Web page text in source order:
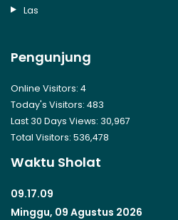
Las
Pengunjung
Online Visitors: 4
Today's Visitors: 483
Last 30 Days Views: 30,967
Total Visitors: 536,478
Waktu Sholat
09.17.10
Minggu, 09 Agustus 2026